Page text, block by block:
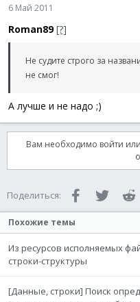
6 Май 2011
Roman89 [?]
Не судите строго за
не смог!
А лучше и не надо ;)
Вам необходимо войти или
Поделиться: FacebookTwitter
Похожие темы
Из ресурсов исполняемых
строки-структуры
[Данные, строки] Поиск